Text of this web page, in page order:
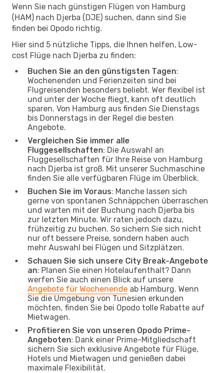
Wenn Sie nach günstigen Flügen von Hamburg
(HAM) nach Djerba (DJE) suchen, dann sind Sie
finden bei Opodo richtig.
Hier sind 5 nützliche Tipps, die Ihnen helfen, Low-
cost Flüge nach Djerba zu finden:
Buchen Sie an den günstigsten Tagen:
Wochenenden und Ferienzeiten sind bei
Flugreisenden besonders beliebt. Wer flexibel ist
und unter der Woche fliegt, kann oft deutlich
sparen. Von Hamburg aus finden Sie Dienstags
bis Donnerstags in der Regel die besten
Angebote.
Vergleichen Sie immer alle
Fluggesellschaften: Die Auswahl an
Fluggesellschaften für Ihre Reise von Hamburg
nach Djerba ist groß. Mit unserer Suchmaschine
finden Sie alle verfügbaren Flüge im Überblick.
Buchen Sie im Voraus: Manche lassen sich
gerne von spontanen Schnäppchen überraschen
und warten mit der Buchung nach Djerba bis
zur letzten Minute. Wir raten jedoch dazu,
frühzeitig zu buchen. So sichern Sie sich nicht
nur oft bessere Preise, sondern haben auch
mehr Auswahl bei Flügen und Sitzplätzen.
Schauen Sie sich unsere City Break-Angebote
an: Planen Sie einen Hotelaufenthalt? Dann
werfen Sie auch einen Blick auf unsere
Angebote für Wochenende ab Hamburg. Wenn
Sie die Umgebung von Tunesien erkunden
möchten, finden Sie bei Opodo tolle Rabatte auf
Mietwagen.
Profitieren Sie von unseren Opodo Prime-
Angeboten: Dank einer Prime-Mitgliedschaft
sichern Sie sich exklusive Angebote für Flüge,
Hotels und Mietwagen und genießen dabei
maximale Flexibilität.